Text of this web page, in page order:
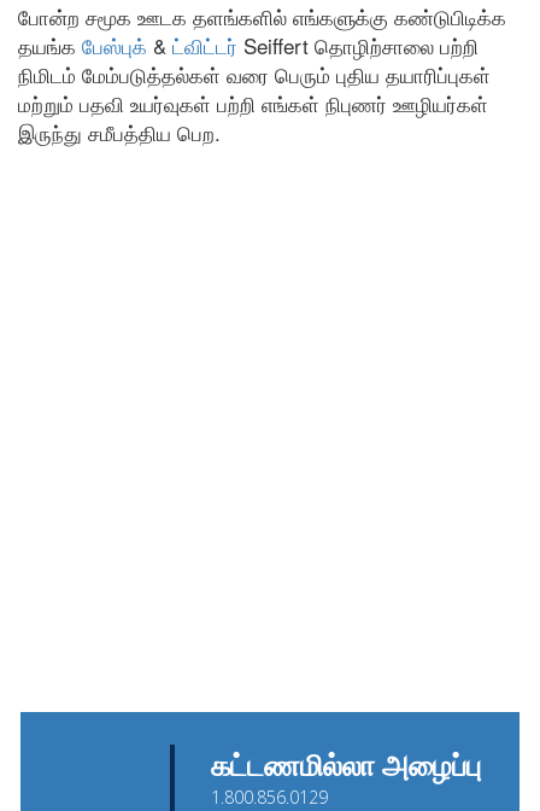
போன்ற சமூக ஊடக தளங்களில் எங்களுக்கு கண்டுபிடிக்க
தயங்க பேஸ்புக் & ட்விட்டர் Seiffert தொழிற்சாலை பற்றி
நிமிடம் மேம்படுத்தல்கள் வரை பெரும் புதிய தயாரிப்புகள்
மற்றும் பதவி உயர்வுகள் பற்றி எங்கள் நிபுணர் ஊழியர்கள்
இருந்து சமீபத்திய பெற.
கட்டணமில்லா அழைப்பு
1.800.856.0129